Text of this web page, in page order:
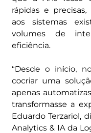
rápidas e
aos sistemas
volumes de
eficiência.
“Desde o início,
cocriar uma
apenas
transformasse a
Eduardo Terzariol,
Analytics & IA da